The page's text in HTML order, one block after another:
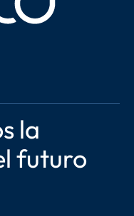
la
futuro